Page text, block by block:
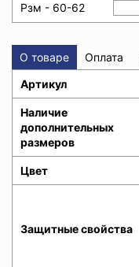
Рзм - 60-62
О товаре Оплата
Артикул
Наличие
дополнительных
размеров
Цвет
Защитные свойства